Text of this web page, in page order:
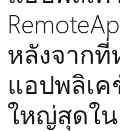
หลังจากที่
แอปพลิเ
ใหญ่สุดใน